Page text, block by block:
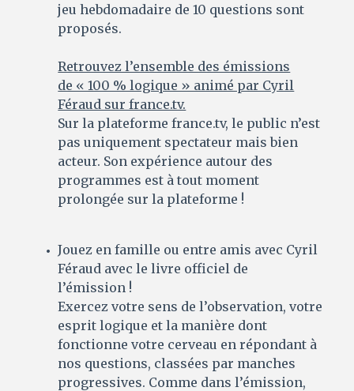
jeu hebdomadaire de 10 questions sont
proposés.
Retrouvez l’ensemble des émissions
de « 100 % logique » animé par Cyril
Féraud sur france.tv.
Sur la plateforme france.tv, le public n’est
pas uniquement spectateur mais bien
acteur. Son expérience autour des
programmes est à tout moment
prolongée sur la plateforme !
Jouez en famille ou entre amis avec Cyril
Féraud avec le livre officiel de
l’émission !
Exercez votre sens de l’observation, votre
esprit logique et la manière dont
fonctionne votre cerveau en répondant à
nos questions, classées par manches
progressives. Comme dans l’émission,